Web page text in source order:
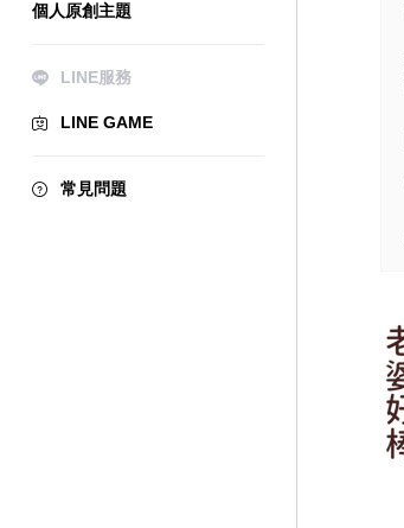
個人原創主題
LINE服務
LINE GAME
常見問題